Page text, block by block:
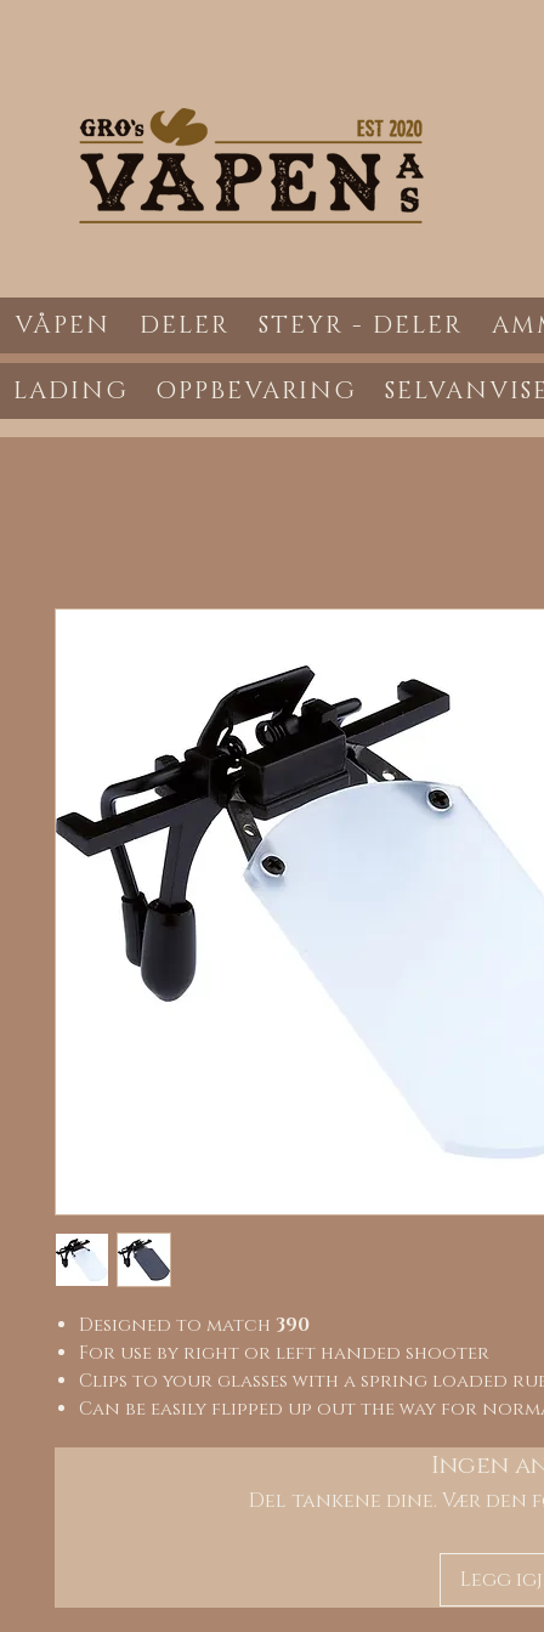
VÅPEN DELER STEYR - DELER
LADING OPPBEVARING
Designed to match 390
For use by right or left handed shooter
Clips to your glasses with a spring loaded
Can be easily flipped up out the way for
Ingen
Del tankene dine. Vær den
Legg